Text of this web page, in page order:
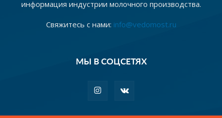
информация индустрии молочного производства.
Свяжитесь с нами: info@vedomost.ru
МЫ В СОЦСЕТЯХ